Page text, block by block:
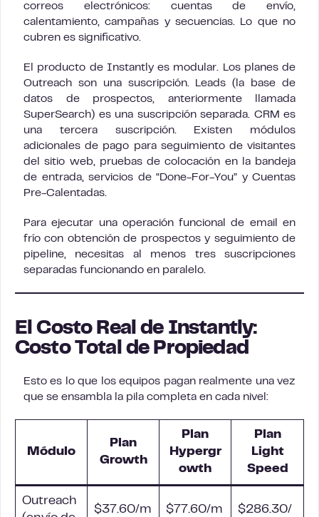
correos electrónicos: cuentas de envío,
calentamiento, campañas y secuencias. Lo que no
cubren es significativo.
El producto de Instantly es modular. Los planes de
Outreach son una suscripción. Leads (la base de
datos de prospectos, anteriormente llamada
SuperSearch) es una suscripción separada. CRM es
una tercera suscripción. Existen módulos
adicionales de pago para seguimiento de visitantes
del sitio web, pruebas de colocación en la bandeja
de entrada, servicios de “Done-For-You” y Cuentas
Pre-Calentadas.
Para ejecutar una operación funcional de email en
frío con obtención de prospectos y seguimiento de
pipeline, necesitas al menos tres suscripciones
separadas funcionando en paralelo.
El Costo Real de Instantly:
Costo Total de Propiedad
Esto es lo que los equipos pagan realmente una vez
que se ensambla la pila completa en cada nivel:
Módulo
Plan
Growth
Plan
Hypergr
owth
Plan
Light
Speed
Outreach
$37.60/m $77.60/m $286.30/